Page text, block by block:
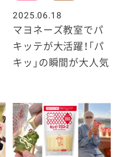
2025.06.18
マヨネーズ教室でパ
キッテが大活躍！「パ
キッ」の瞬間が大人気